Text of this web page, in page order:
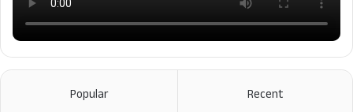
Popular Recent